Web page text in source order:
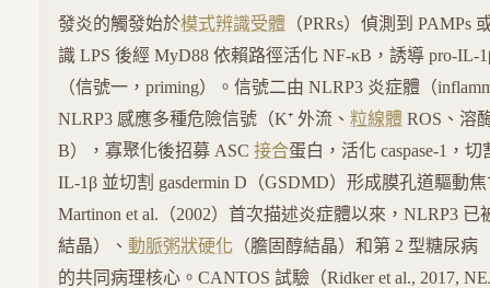
發炎的觸發始於模式辨識受體 （PRRs）偵測到 PAMPs
識 LPS 後經 MyD88 依賴路徑活化 NF-κB，誘導 pro-IL-
（信號一，priming）。信號二由 NLRP3 炎症體（
NLRP3 感應多種危險信號（K⁺ 外流、 粒線體 ROS、溶
B），寡聚化後招募 ASC 接合蛋白，活化 caspase-1，
IL-1β 並切割 gasdermin D（GSDMD）形成膜孔道驅動
Martinon et al.（2002）首次描述炎症體以來，NLRP3
結晶）、 動脈粥狀硬化 （膽固醇結晶）和第 2 型糖尿病
的共同病理核心。CANTOS 試驗（Ridker et al., 2017,